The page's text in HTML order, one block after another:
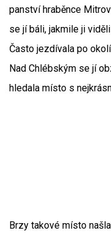
panství hraběnce
se jí báli, jakmile ji
Často jezdívala po
Nad Chlébským se jí
hledala místo s
Brzy takové místo